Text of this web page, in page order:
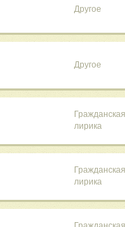
Другое
Другое
Гражданская
лирика
Гражданская
лирика